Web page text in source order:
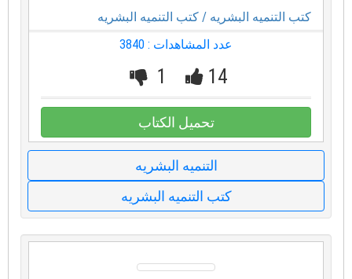
كتب التنميه البشريه / كتب التنميه البشريه
عدد المشاهدات : 3840
14
1
تحميل الكتاب
التنميه البشريه
كتب التنميه البشريه